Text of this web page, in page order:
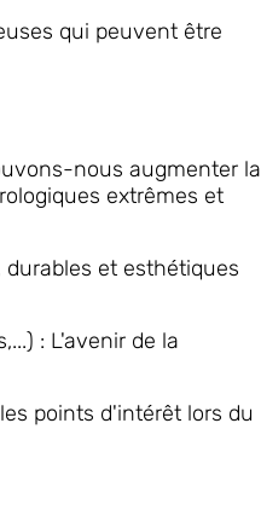
qui peuvent être
nous augmenter la
extrêmes et
durables et esthétiques
: L'avenir de la
points d'intérêt lors du